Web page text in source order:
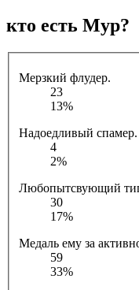
кто есть Мур?
Мерзкий флудер.
23
13%
Надоедливый спамер.
4
2%
Любопытсвующий
30
17%
Медаль ему за
59
33%